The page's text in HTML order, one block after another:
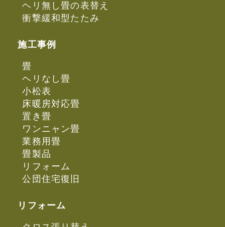
ヘリ無し畳の表替え
衝撃緩和型たたみ
施工事例
畳
ヘリなし畳
小松表
床暖房対応畳
置き畳
ワンニャン畳
業務用畳
畳製品
リフォーム
公団住宅復旧
リフォーム